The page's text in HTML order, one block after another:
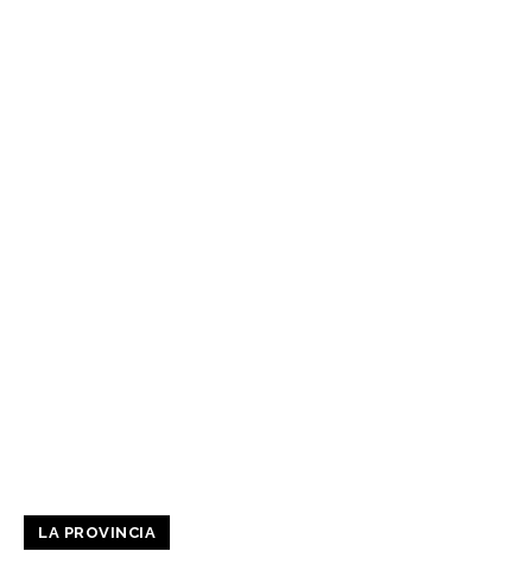
LA PROVINCIA